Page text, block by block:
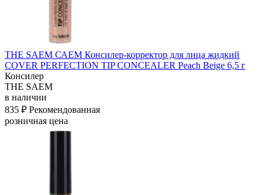
THE SAEM САЕМ Консилер-корректор для лица жидкий
COVER PERFECTION TIP CONCEALER Peach Beige 6,5 г
Консилер
THE SAEM
в наличии
835 ₽ Рекомендованная
розничная цена